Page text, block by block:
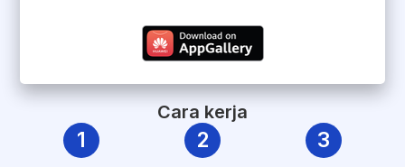
Cara kerja
1 2 3